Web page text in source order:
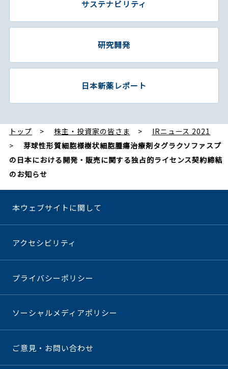
サステナビリティ
研究開発
日本新薬レポート
トップ 株主・投資家の皆さま
IRニュース 2021
芽球性形質細胞様樹状細胞腫瘍治療剤タグラクソファスプ
の日本における開発・販売に関する独占的ライセンス契約締結
のお知らせ
本ウェブサイトに関して
アクセシビリティ
プライバシーポリシー
ソーシャルメディアポリシー
ご意見・お問い合わせ